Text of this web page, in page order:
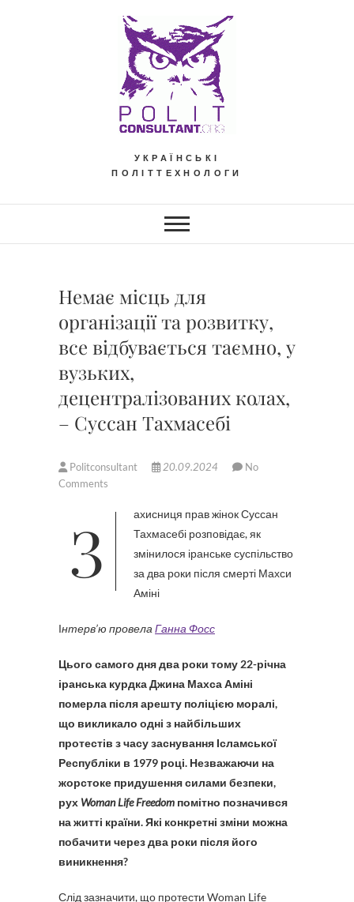
УКРАЇНСЬКІ
ПОЛІТТЕХНОЛОГИ
Немає місць для
організації та розвитку,
все відбувається таємно, у
вузьких,
децентралізованих колах,
– Суссан Тахмасебі
Politconsultant 20.09.2024
No
Comments
Захисниця прав жінок Суссан
Тахмасебі розповідає, як
змінилося іранське суспільство
за два роки після смерті Махси
Аміні
Інтерв’ю провела Ганна Фосс
Цього самого дня два роки тому 22-річна
іранська курдка Джина Махса Аміні
померла після арешту поліцією моралі,
що викликало одні з найбільших
протестів з часу заснування Ісламської
Республіки в 1979 році. Незважаючи на
жорстоке придушення силами безпеки,
рух Woman Life Freedom помітно позначився
на житті країни. Які конкретні зміни можна
побачити через два роки після його
виникнення?
Слід зазначити, що протести Woman Life